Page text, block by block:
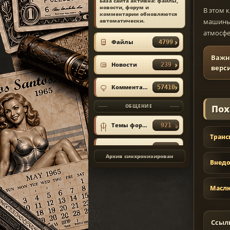
ИЗ МАТЕРИАЛА
1990 Rolls-Royce
Silver Spirit v1.0
тачка
кувыркучая
rutskoi
Viktor Rutskoi
2021-04-12
#6
ИЗ МАТЕРИАЛА
текстуры для
персонажей
только у девушек
Semen8347
Semen
новости, форум и
комментарии обновляются
автоматически.
Файлы 4799
Новости 239
Комментарии 57410
ОБЩЕНИЕ
Темы форума 921
Сообщения
Архив синхронизирован
В этом